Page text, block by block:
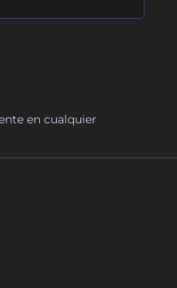
en cualquier